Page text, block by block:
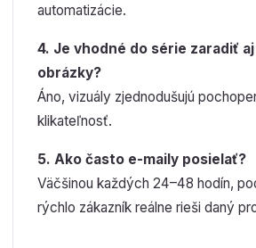
automatizácie.
4. Je vhodné do série zaradiť
obrázky?
Áno, vizuály zjednodušujú
klikateľnosť.
5. Ako často e-maily posielať?
Väčšinou každých 24–48 hodín,
rýchlo zákazník reálne rieši daný